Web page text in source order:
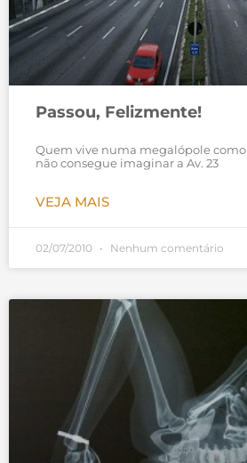
Passou, Felizmente!
Quem vive numa megalópole como
não consegue imaginar a Av. 23
VEJA MAIS
02/07/2010 Nenhum comentário